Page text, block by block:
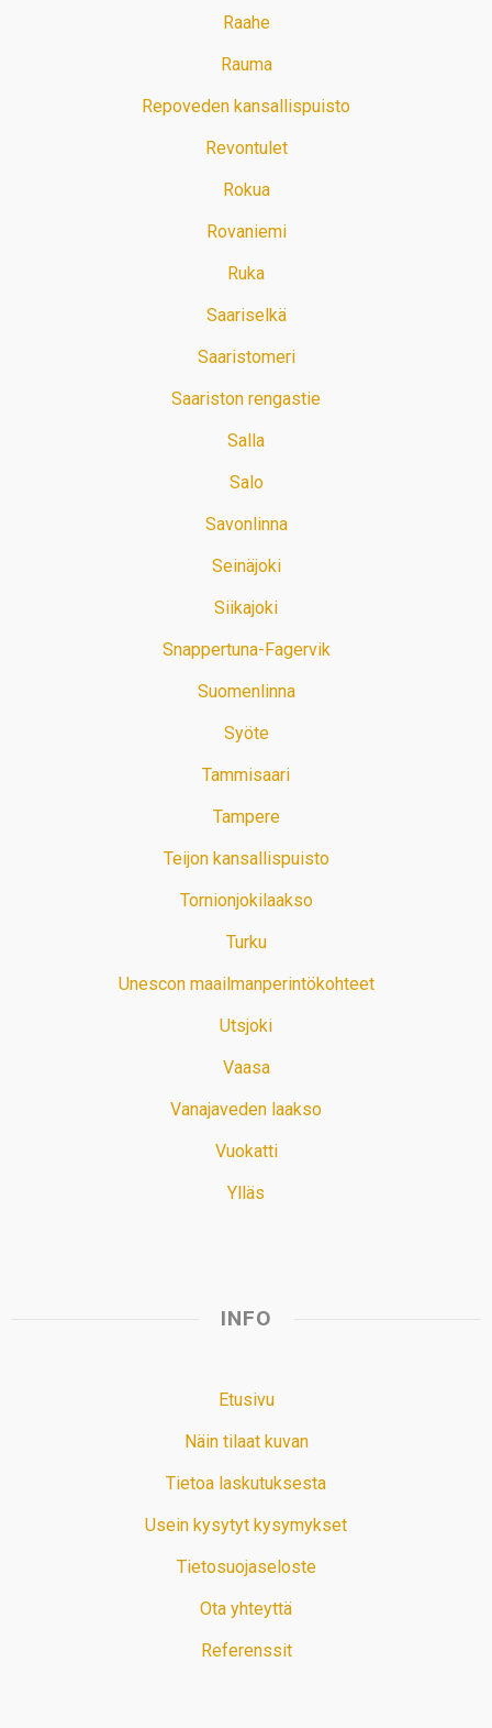
Raahe
Rauma
Repoveden kansallispuisto
Revontulet
Rokua
Rovaniemi
Ruka
Saariselkä
Saaristomeri
Saariston rengastie
Salla
Salo
Savonlinna
Seinäjoki
Siikajoki
Snappertuna-Fagervik
Suomenlinna
Syöte
Tammisaari
Tampere
Teijon kansallispuisto
Tornionjokilaakso
Turku
Unescon maailmanperintökohteet
Utsjoki
Vaasa
Vanajaveden laakso
Vuokatti
Ylläs
INFO
Etusivu
Näin tilaat kuvan
Tietoa laskutuksesta
Usein kysytyt kysymykset
Tietosuojaseloste
Ota yhteyttä
Referenssit